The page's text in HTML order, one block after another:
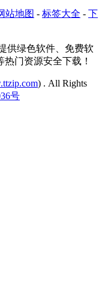
站地图 - 标签大全 - 下
供绿色软件、免费软
门资源安全下载！
) . All Rights
号